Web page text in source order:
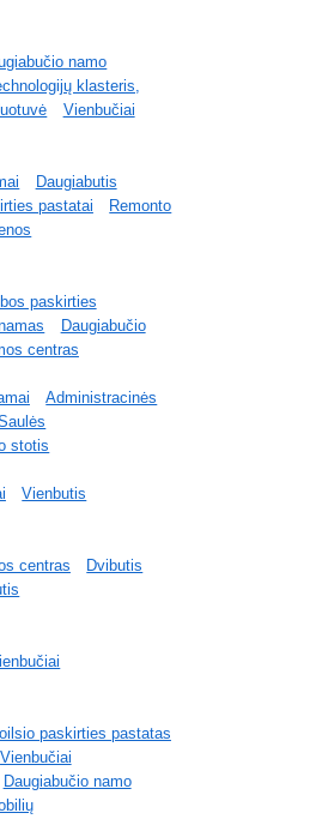
namo
klasteris,
Vienbučiai
Daugiabutis
pastatai
Remonto
paskirties
Daugiabučio
centras
Administracinės
stotis
Vienbutis
centras
Dvibutis
paskirties pastatas
Vienbučiai
Daugiabučio namo